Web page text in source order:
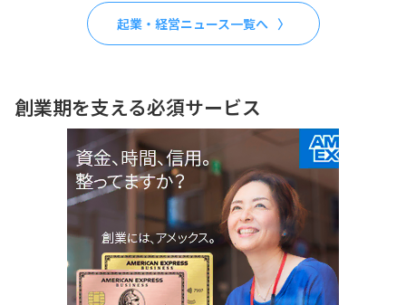
起業・経営ニュース一覧へ
創業期を支える必須サービス